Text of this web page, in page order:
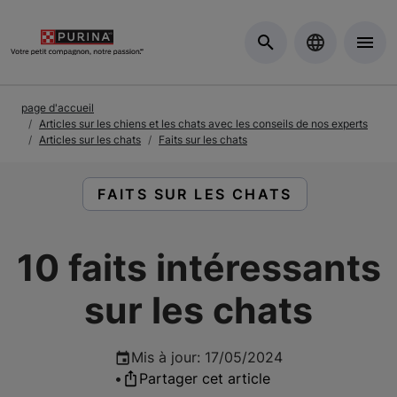
page d'accueil
Articles sur les chiens et les chats avec les conseils de nos experts
Articles sur les chats
Faits sur les chats
LIRE DES ARTICLES À PROPOS DE
FAITS SUR LES CHATS
10 faits intéressants
sur les chats
Mis à jour: 17/05/2024
•
Partager cet article